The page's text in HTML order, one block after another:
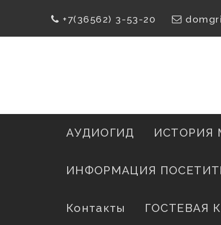
To
+7(36562) 3-53-20
АУДИОГИД ИСТОРИЯ
ИНФОРМАЦИЯ
Контакты ГОСТЕВАЯ